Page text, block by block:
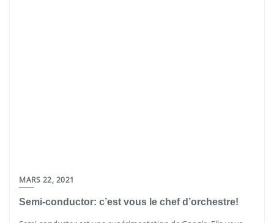
MARS 22, 2021
Semi-conductor: c’est vous le chef d’orchestre!